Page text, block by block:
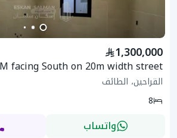
1,300,000
facing South on 20m width street
القراحين، الطائف
8
واتساب